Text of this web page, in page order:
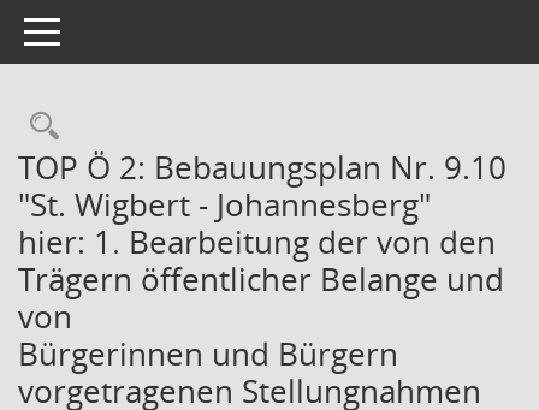
Toggle navigation
Rechercheauswahl
TOP Ö 2: Bebauungsplan Nr. 9.10
"St. Wigbert - Johannesberg"
hier: 1. Bearbeitung der von den
Trägern öffentlicher Belange und
von
Bürgerinnen und Bürgern
vorgetragenen Stellungnahmen